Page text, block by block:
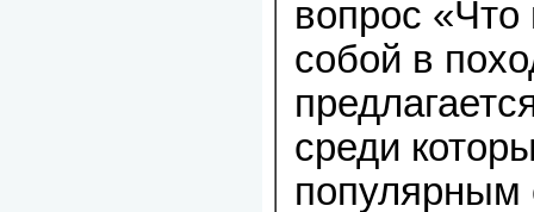
вопрос «Что
собой в
среди
популярным